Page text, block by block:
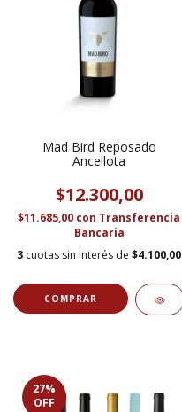
Mad Bird Reposado
Ancellota
$12.300,00
$11.685,00 con Transferencia
Bancaria
3 cuotas sin interés de $4.100,00
27%
OFF